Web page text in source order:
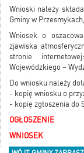
Wnioski należy
Gminy w
Wniosek o
zjawiska
stronie
Wojewódzkiego –
Do wniosku należy
- kopię wniosku o
- kopię zgłoszenia do
OGŁOSZENIE
WNIOSEK